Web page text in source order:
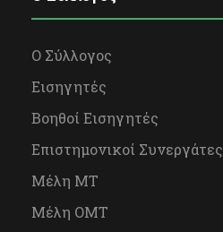
Ο Σύλλογος
Εισηγητές
Βοηθοί Εισηγητές
Επιστημονικοί Συνεργάτες
Μέλη ΜΤ
Μέλη OΜΤ